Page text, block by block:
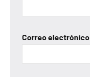
Correo electrónico